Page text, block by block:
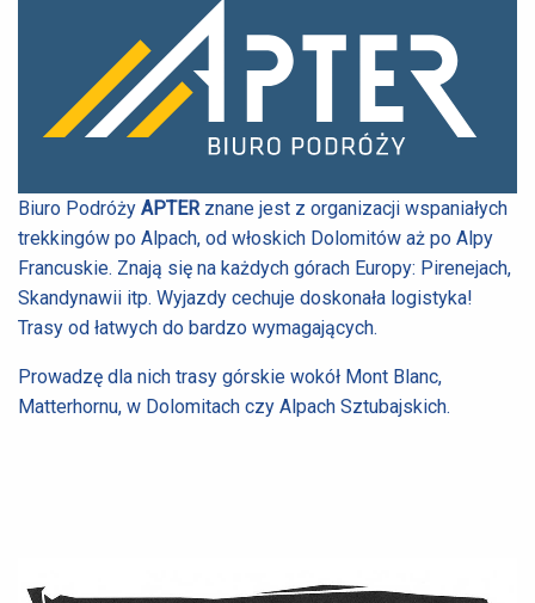
Biuro Podróży APTERznane jest z organizacji wspaniałych
trekkingów po Alpach, od włoskich Dolomitów aż po Alpy
Francuskie. Znają się na każdych górach Europy: Pirenejach,
Skandynawii itp. Wyjazdy cechuje doskonała logistyka!
Trasy od łatwych do bardzo wymagających.
Prowadzę dla nich trasy górskie wokół Mont Blanc,
Matterhornu, w Dolomitach czy Alpach Sztubajskich.